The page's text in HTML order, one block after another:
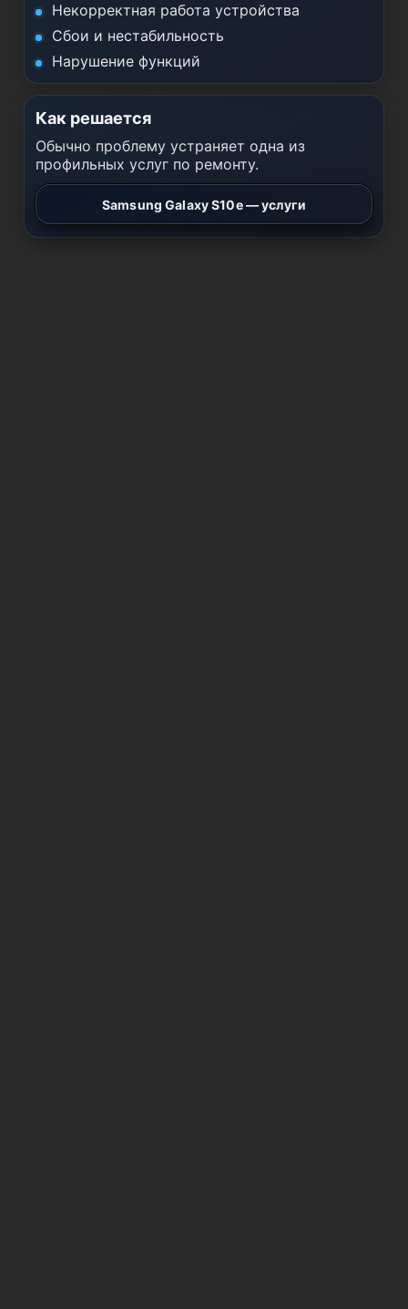
Некорректная работа устройства
Сбои и нестабильность
Нарушение функций
Как решается
Обычно проблему устраняет одна из
профильных услуг по ремонту.
Samsung Galaxy S10e — услуги